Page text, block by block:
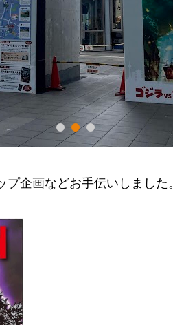
企画などお手伝いしました。